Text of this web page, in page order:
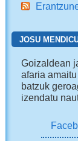
JOSU
Goizaldean
afaria
batzuk
izendatu